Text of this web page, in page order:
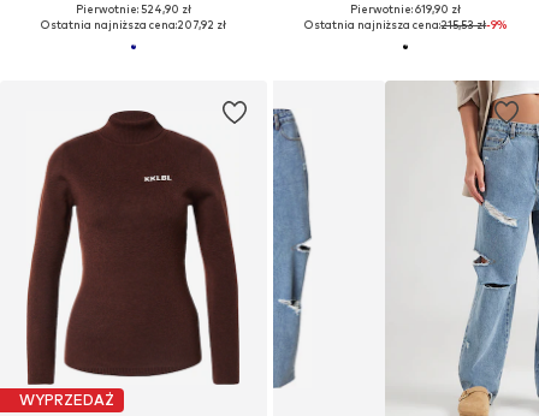
Pierwotnie: 524,90 zł
Ostatnia najniższa cena:207,92 zł
Pierwotnie: 619,90 zł
Ostatnia najniższa cena:215,53 zł-9%
WYPRZEDAŻ